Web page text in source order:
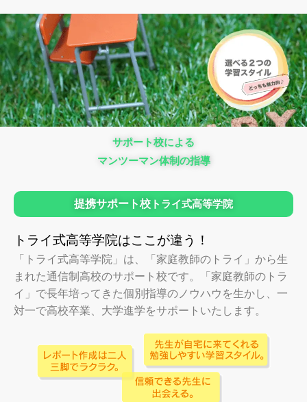
サポート校による
マンツーマン体制の指導
提携サポート校 トライ式高等学院
トライ式高等学院はここが違う！
「トライ式高等学院」は、「家庭教師のトライ」から生
まれた通信制高校のサポート校です。「家庭教師のトラ
イ」で長年培ってきた個別指導のノウハウを生かし、一
対一で高校卒業、大学進学をサポートいたします。